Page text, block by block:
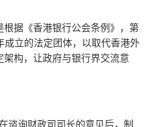
据《香港银行公会条例》，第
成立的法定团体，以取代香港外
构，让政府与银行界交流意
谘询财政司司长的意见后，制